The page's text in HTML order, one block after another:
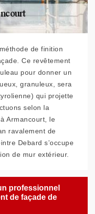
de finition
Ce revêtement
pour donner un
granuleux, sera
qui projette
selon la
Armancourt, le
ravalement de
Debard s’occupe
de mur extérieur.
professionnel
de façade de